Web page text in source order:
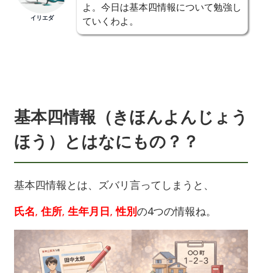
イリエダ
よ。今日は基本四情報について勉強し
ていくわよ。
基本四情報（きほんよんじょう
ほう）とはなにもの？？
基本四情報とは、ズバリ言ってしまうと、
氏名,住所, 生年月日,性別の4つの情報ね。